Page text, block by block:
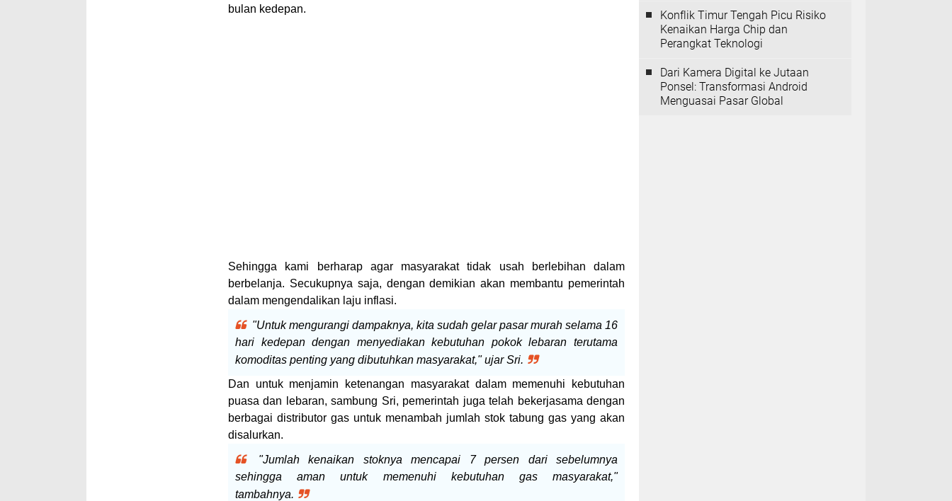
bulan kedepan.
Sehingga kami berharap agar masyarakat tidak usah berlebihan dalam
berbelanja. Secukupnya saja, dengan demikian akan membantu pemerintah
dalam mengendalikan laju inflasi.
"Untuk mengurangi dampaknya, kita sudah gelar pasar murah selama 16
hari kedepan dengan menyediakan kebutuhan pokok lebaran terutama
komoditas penting yang dibutuhkan masyarakat," ujar Sri.
Dan untuk menjamin ketenangan masyarakat dalam memenuhi kebutuhan
puasa dan lebaran, sambung Sri, pemerintah juga telah bekerjasama dengan
berbagai distributor gas untuk menambah jumlah stok tabung gas yang akan
disalurkan.
"Jumlah kenaikan stoknya mencapai 7 persen dari sebelumnya
sehingga aman untuk memenuhi kebutuhan gas masyarakat,"
tambahnya.
Konflik Timur Tengah Picu Risiko
Kenaikan Harga Chip dan
Perangkat Teknologi
Dari Kamera Digital ke Jutaan
Ponsel: Transformasi Android
Menguasai Pasar Global